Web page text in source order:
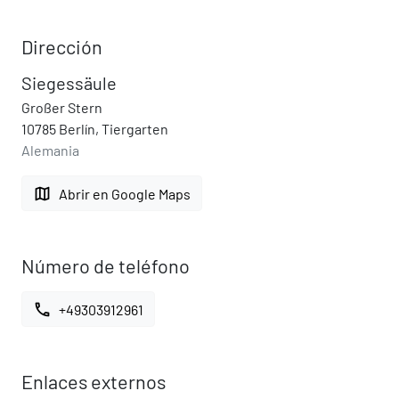
Dirección
Siegessäule
Großer Stern
10785 Berlín, Tiergarten
Alemania
map Abrir en Google Maps
Número de teléfono
call +49303912961
Enlaces externos